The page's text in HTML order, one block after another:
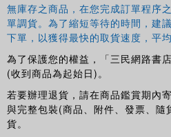
無庫存之商品，在您完成訂單程序
單調貨。為了縮短等待的時間，建
下單，以獲得最快的取貨速度，平
為了保護您的權益，「三民網路書店
(收到商品為起始日)。
若要辦理退貨，請在商品鑑賞期內
與完整包裝(商品、附件、發票、隨
貨。